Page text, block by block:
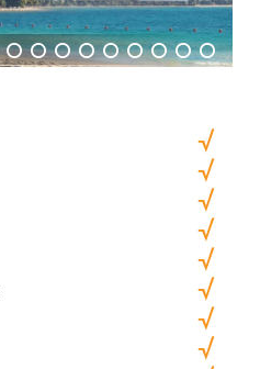
9 10 11 12 13 14 15 16 17